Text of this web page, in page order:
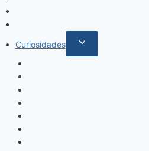
Curiosidades